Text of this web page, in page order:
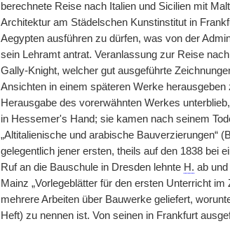
berechnete Reise nach Italien und Sicilien mit
Architektur am Städelschen Kunstinstitut in
Aegypten ausführen zu dürfen, was von der
sein Lehramt antrat. Veranlassung zur Reise
Gally-Knight, welcher gut ausgeführte
Ansichten in einem späteren Werke
Herausgabe des vorerwähnten Werkes
in Hessemer's Hand; sie kamen nach seinem
„Altitalienische und arabische Bauverzierungen“
gelegentlich jener ersten, theils auf den 1838 bei
Ruf an die Bauschule in Dresden lehnte H. ab
Mainz „Vorlegeblätter für den ersten Unterricht
mehrere Arbeiten über Bauwerke geliefert,
Heft) zu nennen ist. Von seinen in Frankfurt